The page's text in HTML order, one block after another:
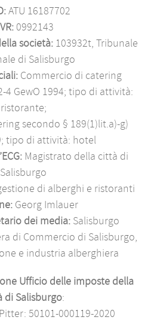
ATU 16187702
0992143
società:103932t, Tribunale
di Salisburgo
Commercio di catering
4 GewO 1994; tipo di attività:
ristorante;
secondo § 189(1)lit.a)-g)
tipo di attività: hotel
Magistrato della città di
Salisburgo
di alberghi e ristoranti
Georg Imlauer
dei media: Salisburgo
di Commercio di Salisburgo,
e industria alberghiera
Ufficio delle imposte della
di Salisburgo:
50101-000119-2020